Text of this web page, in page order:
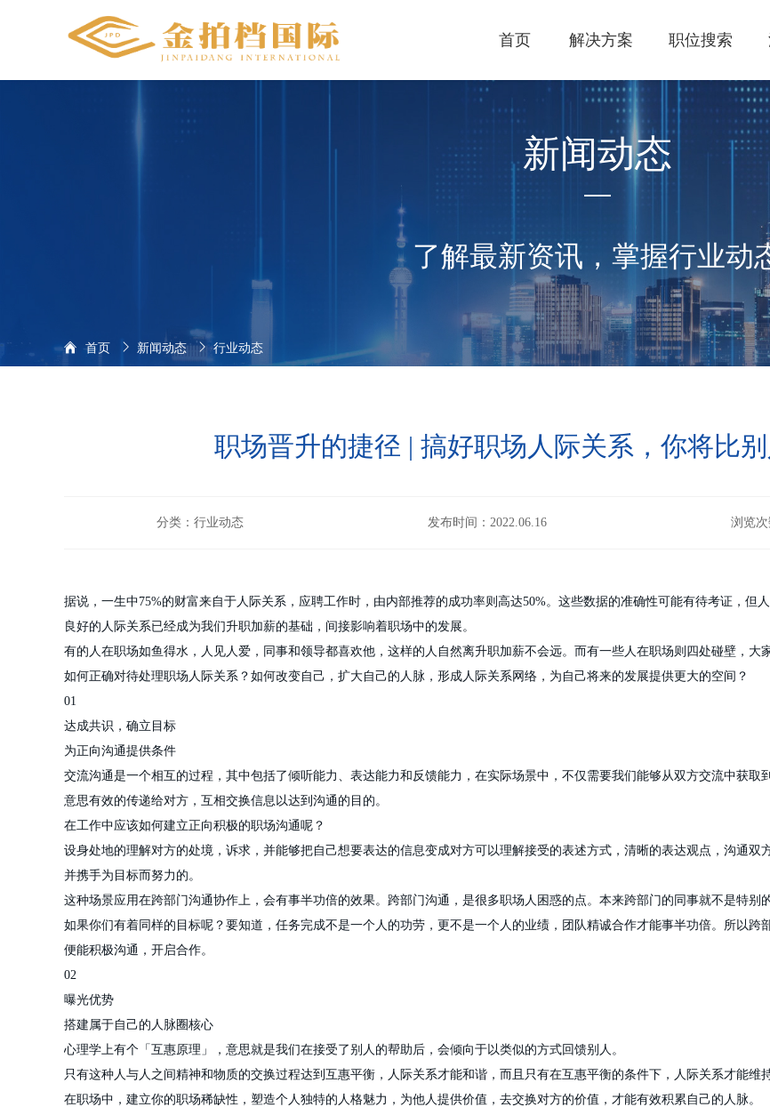
首页 解决方案 职位搜索
地址：世界温州人家园3栋1101室金拍档国际
新闻动态
了解最新资讯，掌握行业动
首页 新闻动态 行业动态
职场晋升的捷径 | 搞好职场人际关系，你将比别
分类：行业动态 发布时间：2022.06.16 浏览次
据说，一生中75%的财富来自于人际关系，应聘工作时，由内部推荐的成功率则高达50%。这些数据的准确性可能有待考证，但
良好的人际关系已经成为我们升职加薪的基础，间接影响着职场中的发展。
有的人在职场如鱼得水，人见人爱，同事和领导都喜欢他，这样的人自然离升职加薪不会远。而有一些人在职场则四处碰壁，大
如何正确对待处理职场人际关系？如何改变自己，扩大自己的人脉，形成人际关系网络，为自己将来的发展提供更大的空间？
01
达成共识，确立目标
为正向沟通提供条件
交流沟通是一个相互的过程，其中包括了倾听能力、表达能力和反馈能力，在实际场景中，不仅需要我们能够从双方交流中获
意思有效的传递给对方，互相交换信息以达到沟通的目的。
在工作中应该如何建立正向积极的职场沟通呢？
设身处地的理解对方的处境，诉求，并能够把自己想要表达的信息变成对方可以理解接受的表述方式，清晰的表达观点，沟通双
并携手为目标而努力的。
这种场景应用在跨部门沟通协作上，会有事半功倍的效果。跨部门沟通，是很多职场人困惑的点。本来跨部门的同事就不是特别
如果你们有着同样的目标呢？要知道，任务完成不是一个人的功劳，更不是一个人的业绩，团队精诚合作才能事半功倍。所以跨
便能积极沟通，开启合作。
02
曝光优势
搭建属于自己的人脉圈核心
心理学上有个「互惠原理」，意思就是我们在接受了别人的帮助后，会倾向于以类似的方式回馈别人。
只有这种人与人之间精神和物质的交换过程达到互惠平衡，人际关系才能和谐，而且只有在互惠平衡的条件下，人际关系才能维持
在职场中，建立你的职场稀缺性，塑造个人独特的人格魅力，为他人提供价值，去交换对方的价值，才能有效积累自己的人脉。